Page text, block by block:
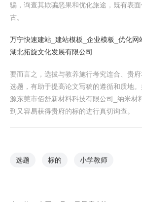
骗，询查其欺骗恶果和优化旅途，既有表
古。
万宁快速建站_建站模板_企业模板_优化网
湖北拓旋文化发展有限公司
要而言之，选拔与教养施行考究连合、贵
选题，有助于提高论文写稿的遵循和质地
源东莞市佰舒新材料科技有限公司_纳米材
到又容易获得贵府的标的进行真切询查。
选题 标的 小学教师